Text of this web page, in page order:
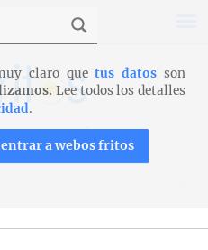
claro quetus datos son
Lee todos los detalles
.
a webos fritos